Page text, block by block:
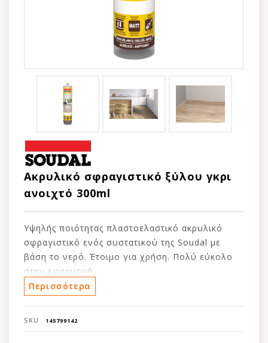
Ακρυλικό σφραγιστικό ξύλου γκρι
ανοιχτό 300ml
Υψηλής ποιότητας πλαστοελαστικό ακρυλικό
σφραγιστικό ενός συστατικού της Soudal με
βάση το νερό. Έτοιμο για χρήση. Πολύ εύκολο
στην εφαρμογή.
Περισσότερα
SKU 145799142